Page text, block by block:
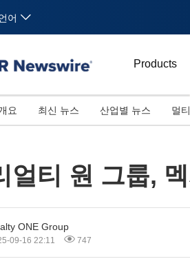
어
Products
요 최신 뉴스 산업별 뉴스 멀
얼티 원 그룹,
ONE Group
09-16 22:11 747